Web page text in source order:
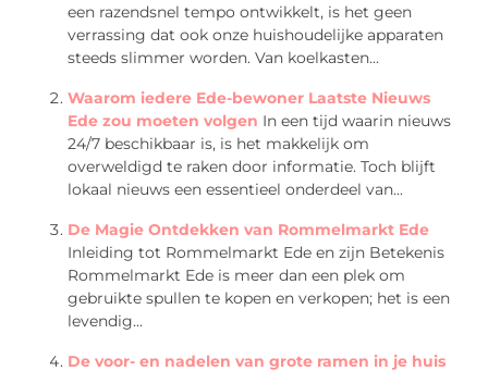
een razendsnel tempo ontwikkelt, is het geen
verrassing dat ook onze huishoudelijke apparaten
steeds slimmer worden. Van koelkasten...
Waarom iedere Ede-bewoner Laatste Nieuws
Ede zou moeten volgen In een tijd waarin nieuws
24/7 beschikbaar is, is het makkelijk om
overweldigd te raken door informatie. Toch blijft
lokaal nieuws een essentieel onderdeel van...
De Magie Ontdekken van Rommelmarkt Ede
Inleiding tot Rommelmarkt Ede en zijn Betekenis
Rommelmarkt Ede is meer dan een plek om
gebruikte spullen te kopen en verkopen; het is een
levendig...
De voor- en nadelen van grote ramen in je huis